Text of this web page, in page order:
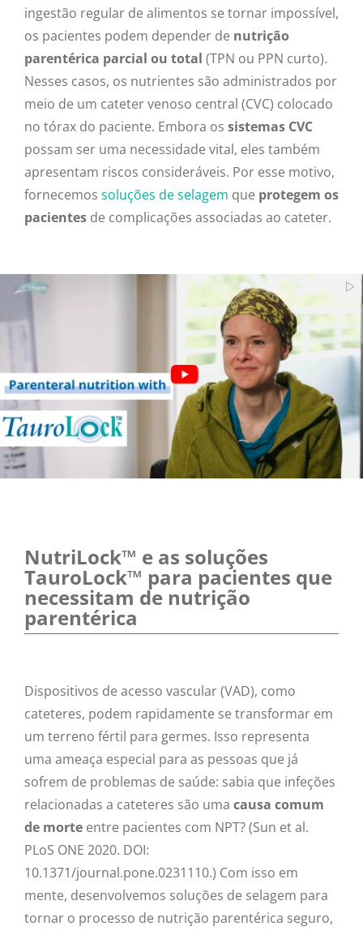
ingestão regular de alimentos se tornar impossível,
os pacientes podem depender de nutrição
parentérica parcial ou total (TPN ou PPN curto).
Nesses casos, os nutrientes são administrados por
meio de um cateter venoso central (CVC) colocado
no tórax do paciente. Embora os sistemas CVC
possam ser uma necessidade vital, eles também
apresentam riscos consideráveis. Por esse motivo,
fornecemos soluções de selagem que protegem os
pacientes de complicações associadas ao cateter.
NutriLock™ e as soluções
TauroLock™ para pacientes que
necessitam de nutrição
parentérica
Dispositivos de acesso vascular (VAD), como
cateteres, podem rapidamente se transformar em
um terreno fértil para germes. Isso representa
uma ameaça especial para as pessoas que já
sofrem de problemas de saúde: sabia que infeções
relacionadas a cateteres são uma causa comum
de morte entre pacientes com NPT? (Sun et al.
PLoS ONE 2020. DOI:
10.1371/journal.pone.0231110.) Com isso em
mente, desenvolvemos soluções de selagem para
tornar o processo de nutrição parentérica seguro,